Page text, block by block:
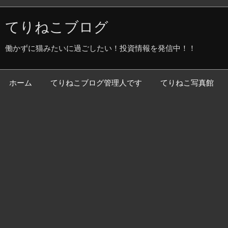
てりねこブログ
働かずに猫みたいに過ごしたい！投資情報を発信中！！
ホーム てりねこブログ管理人です てりねこ写真館